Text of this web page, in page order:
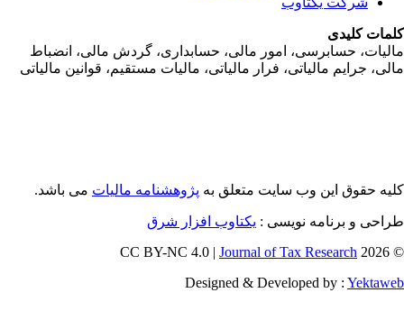
کلیدی
حسابرسی، امور مالی، حسابداری، گردش مالی، انضباط
جرايم مالياتی، فرار مالياتی، ماليات مستقيم، قوانين مالياتی
حقوق این وب سایت متعلق بهپژوهشنامه مالیاتمی باشد.
و برنامه نویسی : یکتاوب افزار شرق
©
Journal of Tax Research
Designed & Developed by :